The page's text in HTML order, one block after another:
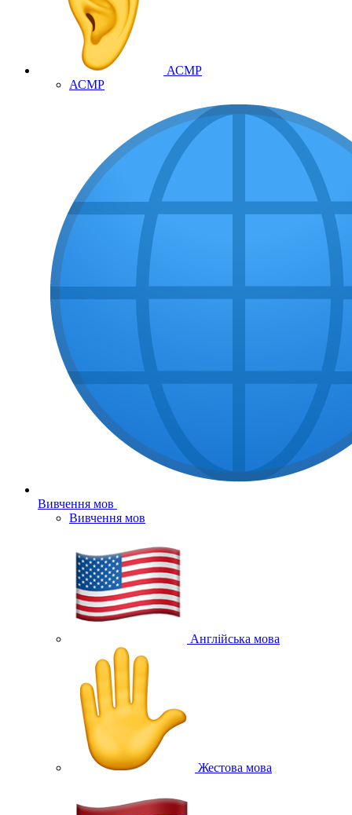
АСМР
АСМР
Вивчення мов
Вивчення мов
Англійська мова
Жестова мова